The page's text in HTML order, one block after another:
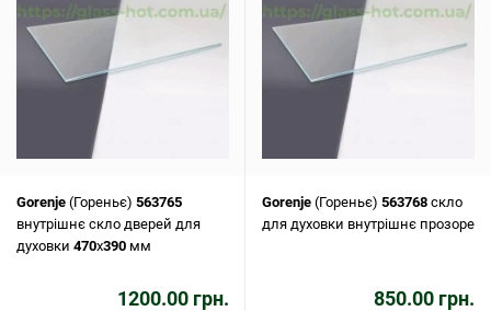
Gorenje (Гореньє) 563765
внутрішнє скло дверей для
духовки 470x390 мм
1200.00 грн.
Gorenje (Гореньє) 563768 скло
для духовки внутрішнє прозоре
850.00 грн.